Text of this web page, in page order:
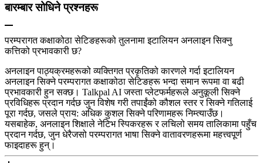
बारम्बार सोधिने प्रश्नहरू
परम्परागत कक्षाकोठा सेटिङहरूको तुलनामा इटालियन अनलाइन सिक्नु
कत्तिको प्रभावकारी छ?
अनलाइन पाठ्यक्रमहरूको व्यक्तिगत प्रकृतिको कारणले गर्दा इटालियन
अनलाइन सिक्ने परम्परागत कक्षाकोठा सेटिङहरू भन्दा समान रूपमा वा बढी
प्रभावकारी हुन सक्छ। Talkpal AI जस्ता प्लेटफर्महरूले अनुकूली सिक्ने
प्रविधिहरू प्रदान गर्दछ जुन विशेष गरी तपाईंको कौशल स्तर र सिक्ने गतिलाई
पूरा गर्दछ, जसले प्राय: अधिक कुशल सिक्ने परिणामहरू निम्त्याउँछ।
यसबाहेक, अनलाइन शिक्षाले नेटिभ स्पिकरहरू र लचिलो समय तालिकामा पहुँच
प्रदान गर्दछ, जुन धेरैजसो परम्परागत भाषा सिक्ने वातावरणहरूमा महत्त्वपूर्ण
फाइदाहरू हुन्।